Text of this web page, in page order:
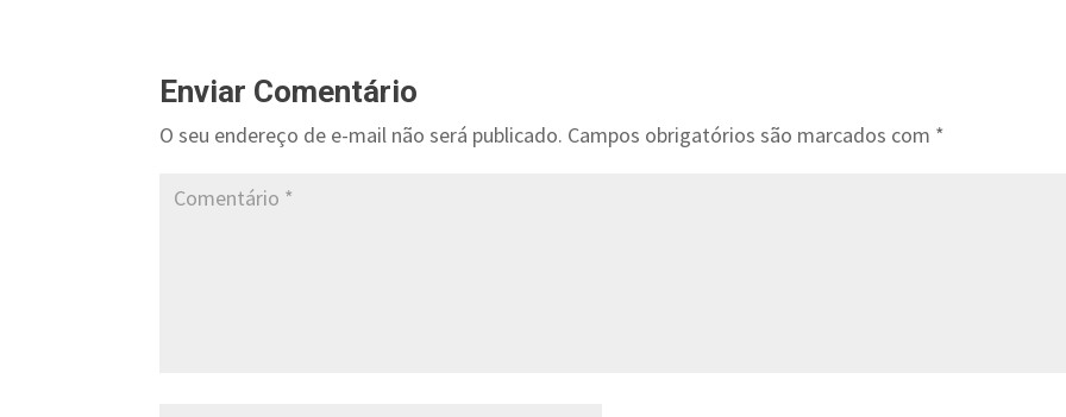
Enviar Comentário
O seu endereço de e-mail não será publicado. Campos obrigatórios são marcados com *